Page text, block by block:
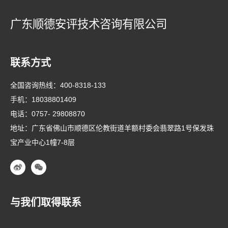
广东顺德安评技术咨询有限公司
联系方式
全国咨询热线： 400-8318-133
手机： 18038801409
电话： 0757- 29808870
地址：广东省佛山市顺德区伦教街道羊额村委会翡翠路1号保发珠
宝产业中心1幢7-8层
与我们取得联系